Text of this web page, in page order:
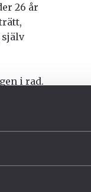
26 år
i rad.
svaret
till